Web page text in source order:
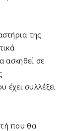
της
ασκηθεί σε
έχει συλλέξει
που θα